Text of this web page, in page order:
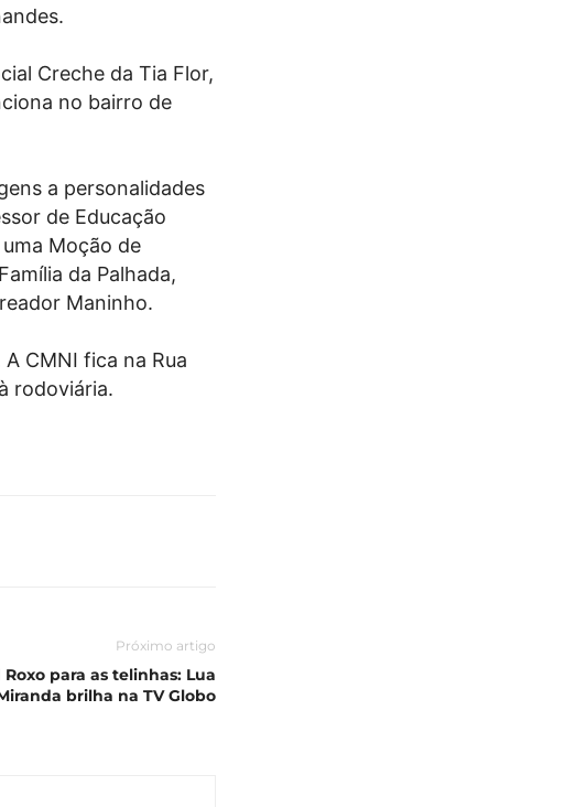
Creche da Tia Flor,
no bairro de
a personalidades
de Educação
Moção de
da Palhada,
Maninho.
CMNI fica na Rua
rodoviária.
Próximo artigo
para as telinhas: Lua
brilha na TV Globo